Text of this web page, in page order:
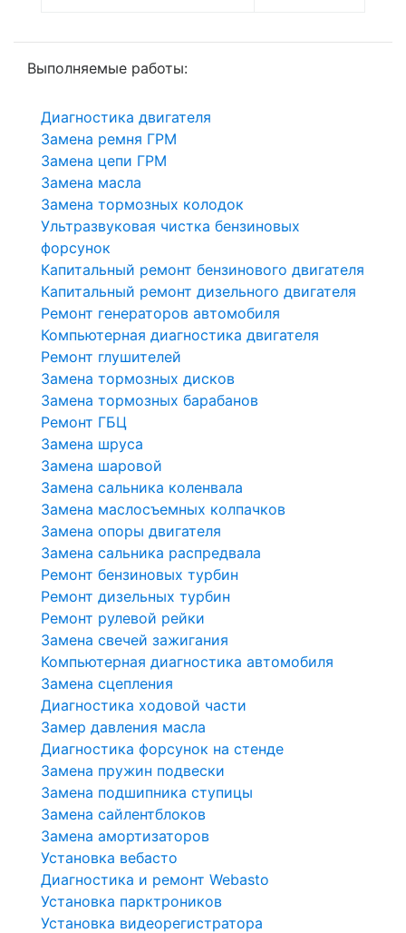
Выполняемые работы:
Диагностика двигателя
Замена ремня ГРМ
Замена цепи ГРМ
Замена масла
Замена тормозных колодок
Ультразвуковая чистка бензиновых
форсунок
Капитальный ремонт бензинового двигателя
Капитальный ремонт дизельного двигателя
Ремонт генераторов автомобиля
Компьютерная диагностика двигателя
Ремонт глушителей
Замена тормозных дисков
Замена тормозных барабанов
Ремонт ГБЦ
Замена шруса
Замена шаровой
Замена сальника коленвала
Замена маслосъемных колпачков
Замена опоры двигателя
Замена сальника распредвала
Ремонт бензиновых турбин
Ремонт дизельных турбин
Ремонт рулевой рейки
Замена свечей зажигания
Компьютерная диагностика автомобиля
Замена сцепления
Диагностика ходовой части
Замер давления масла
Диагностика форсунок на стенде
Замена пружин подвески
Замена подшипника ступицы
Замена сайлентблоков
Замена амортизаторов
Установка вебасто
Диагностика и ремонт Webasto
Установка парктроников
Установка видеорегистратора